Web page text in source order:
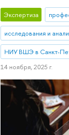
Экспертиза
исследования и
НИУ ВШЭ в Санкт-
14 ноября, 2025 г.